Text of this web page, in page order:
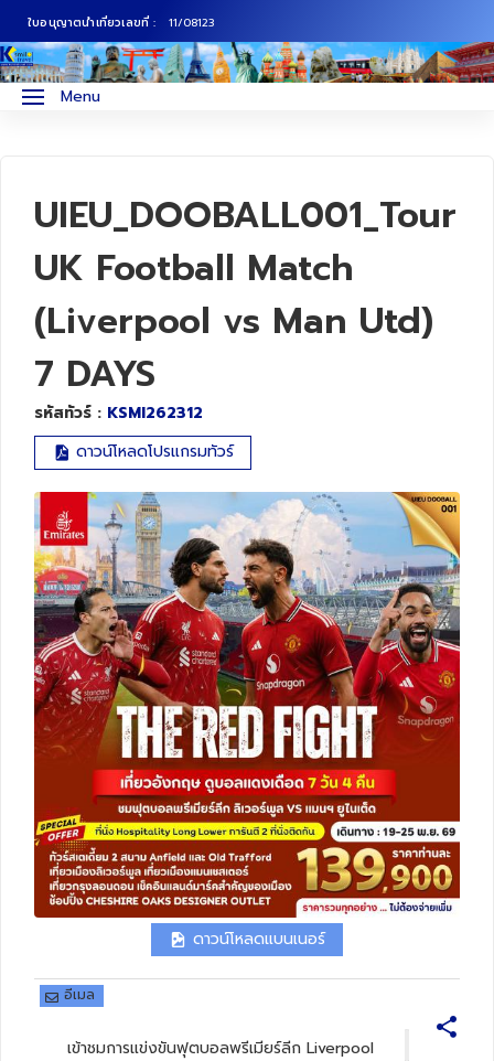
ใบอนุญาตนำเที่ยวเลขที่ : 11/08123
Menu
UIEU_DOOBALL001_Tour
UK Football Match
(Liverpool vs Man Utd)
7 DAYS
รหัสทัวร์ : KSMI262312
ดาวน์โหลดโปรแกรมทัวร์
ดาวน์โหลดแบนเนอร์
อีเมล
เข้าชมการแข่งขันฟุตบอลพรีเมียร์ลีก Liverpool
ทัวร์ญี่ปุ่น
ทัวร์สแกนดิเนเวีย
ทัวร์จีน
ทัวร์ฮ่องกง
ทัวร์สิงคโปร์
ทัวร์ตุรเคีย
ทัวร์สวิตเซอร์แลนด์
ทัวร์พม่า
ทัวร์ลาว
ทัวร์มัลดีฟส์
ทัวร์เวียดนาม
ทัวร์อียิปต์
ทัวร์จอร์เจีย
ทัวร์บาหลี
ทัวร์นิวซีแลนด์
ภาคเหนือ
ภาคตะวันตก
ภาคตะวันออก